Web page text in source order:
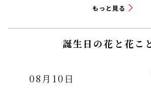
もっと見る
誕生日の花と花こ
08月10日